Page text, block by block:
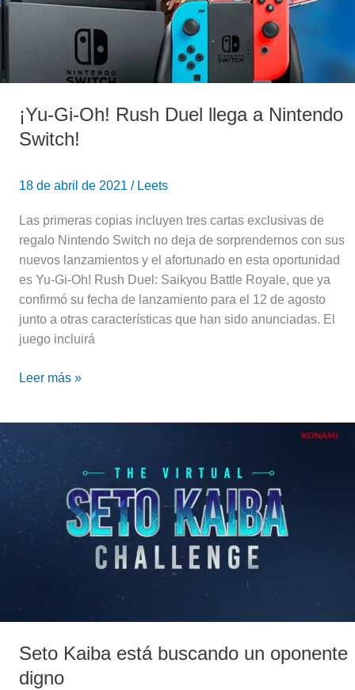
¡Yu-Gi-Oh! Rush Duel llega a Nintendo
Switch!
18 de abril de 2021 / Leets
Las primeras copias incluyen tres cartas exclusivas de
regalo Nintendo Switch no deja de sorprendernos con sus
nuevos lanzamientos y el afortunado en esta oportunidad
es Yu-Gi-Oh! Rush Duel: Saikyou Battle Royale, que ya
confirmó su fecha de lanzamiento para el 12 de agosto
junto a otras características que han sido anunciadas. El
juego incluirá
Leer más »
Seto Kaiba está buscando un oponente
digno
Kaiba
buscando
un
oponente